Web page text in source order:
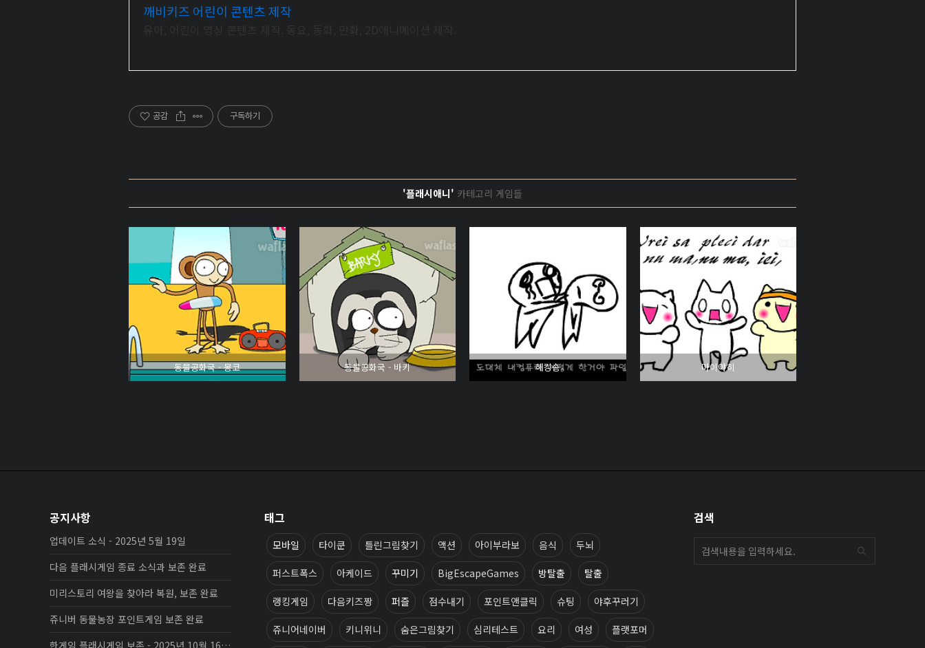
깨비키즈 어린이 콘텐츠 제작
공감 구독하기
'플래시애니' 카테고리 게임들
동물공화국 - 몽코 동물공화국 - 바키 해킹송 마이야히
공지사항
업데이트 소식 - 2025년 5월 19일
다음 플래시게임 종료 소식과 보존 완료
미리스토리 여왕을 찾아라 복원, 보존 완료
쥬니버 동물농장 포인트게임 보존 완료
한게임 플래시게임 보존 - 2025년 10월 16일 업데이트
태그
모바일 타이쿤 틀린그림찾기 액션 아이부라보 음식 두뇌
퍼스트폭스 아케이드 꾸미기 BigEscapeGames 방탈출 탈출
랭킹게임 다음키즈짱 퍼즐 점수내기 포인트앤클릭 슈팅 야후꾸러기
쥬니어네이버 키니위니 숨은그림찾기 심리테스트 요리 여성 플랫포머
검색